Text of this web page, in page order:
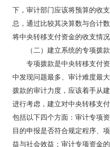
下，审计部门应该将预算的收
总，通过比较其决算数与合计
将中央转移支付资金的收支情
（二）建立系统的专项拨款
专项拨款是中央转移支付资
中发现问题最多、审计难度最
拨款的审计力度，应该着手从
进行考虑，建立对中央转移支
包括以下四个方面：审计专项
目的申报是否符合规定程序、
益与社会效益；审计专项资金